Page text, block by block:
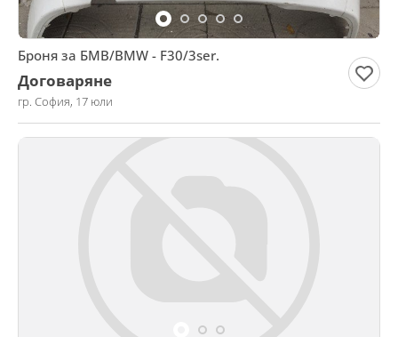
Броня за БМВ/BMW - F30/3ser.
Договаряне
гр. София, 17 юли